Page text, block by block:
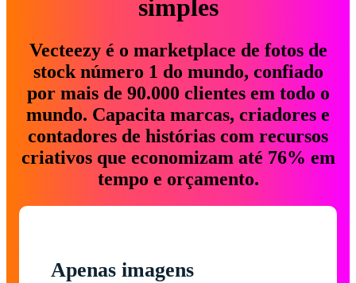
simples
Vecteezy é o marketplace de fotos de
stock número 1 do mundo, confiado
por mais de 90.000 clientes em todo o
mundo. Capacita marcas, criadores e
contadores de histórias com recursos
criativos que economizam até 76% em
tempo e orçamento.
Apenas imagens